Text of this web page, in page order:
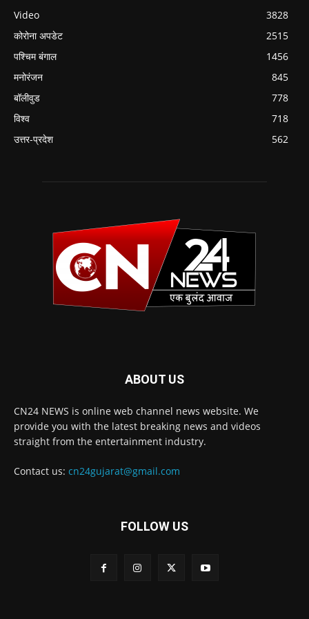
Video
3828
कोरोना अपडेट
2515
पश्चिम बंगाल
1456
मनोरंजन
845
बॉलीवुड
778
विश्व
718
उत्तर-प्रदेश
562
ABOUT US
CN24 NEWS is online web channel news website. We
provide you with the latest breaking news and videos
straight from the entertainment industry.
Contact us: cn24gujarat@gmail.com
FOLLOW US